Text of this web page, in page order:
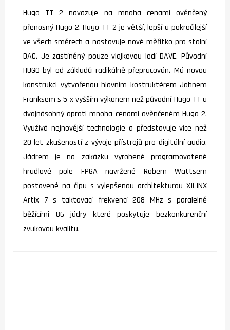
Hugo TT 2 navazuje na mnoha cenami ověnčený
přenosný Hugo 2. Hugo TT 2 je větší, lepší a pokročilejší
ve všech směrech a nastavuje nové měřítko pro stolní
DAC. Je zastíněný pouze vlajkovou lodí DAVE. Původní
HUGO byl od základů radikálně přepracován. Má novou
konstrukci vytvořenou hlavním kostruktérem Johnem
Franksem s 5 x vyšším výkonem než původní Hugo TT a
dvojnásobný oproti mnoha cenami ověnčeném Hugo 2.
Využívá nejnovější technologie a představuje více než
20 let zkušeností z vývoje přístrojů pro digitální audio.
Jádrem je na zakázku vyrobené programovatené
hradlové pole FPGA navržené Robem Wattsem
postavené na čipu s vylepšenou architekturou XILINX
Artix 7 s taktovací frekvencí 208 MHz s paralelně
běžícími 86 jádry které poskytuje bezkonkurenční
zvukovou kvalitu.